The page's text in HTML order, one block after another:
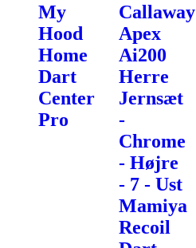
My
Hood
Home
Dart
Center
Pro
Callaway
Apex
Ai200
Herre
Jernsæt
-
Chrome
- Højre
- 7 - Ust
Mamiya
Recoil